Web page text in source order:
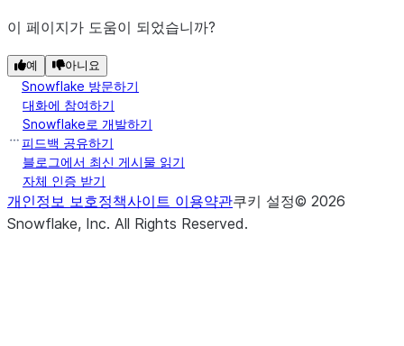
이 페이지가 도움이 되었습니까?
예 아니요
Snowflake 방문하기
대화에 참여하기
Snowflake로 개발하기
피드백 공유하기
블로그에서 최신 게시물 읽기
자체 인증 받기
개인정보 보호정책사이트 이용약관쿠키 설정© 2026
Snowflake, Inc. All Rights Reserved.